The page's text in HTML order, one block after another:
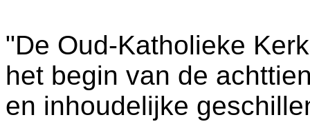
"De Oud-Katholieke
het begin van de
en inhoudelijke